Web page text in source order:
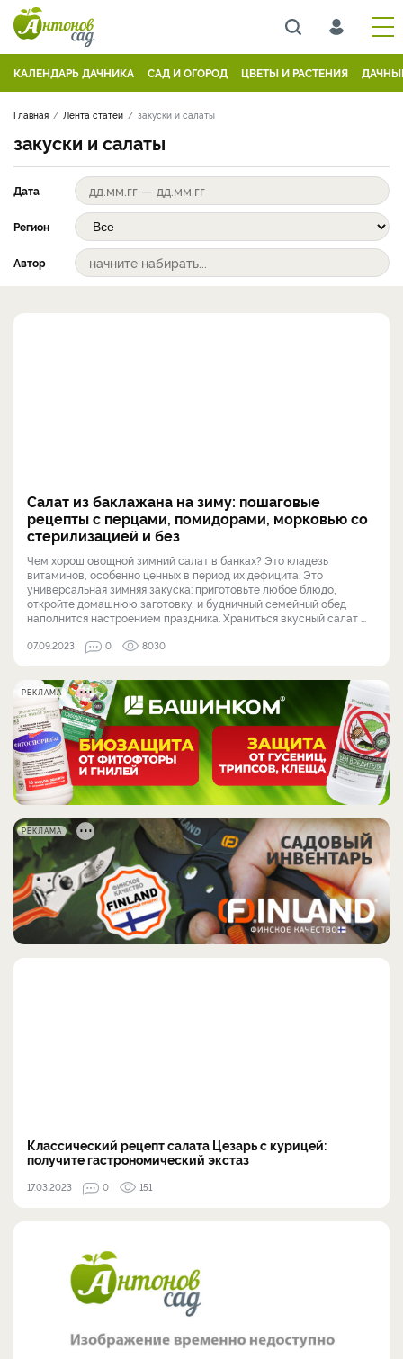
КАЛЕНДАРЬ ДАЧНИКА САД И ОГОРОД ЦВЕТЫ И РАСТЕНИЯ
Главная Лента статей закуски и салаты
закуски и салаты
Дата
Регион
Автор
Салат из баклажана на зиму: пошаговые
рецепты с перцами, помидорами, морковью со
стерилизацией и без
Чем хорош овощной зимний салат в банках? Это кладезь
витаминов, особенно ценных в период их дефицита. Это
универсальная зимняя закуска: приготовьте любое блюдо,
откройте домашнюю заготовку, и будничный семейный обед
наполнится настроением праздника. Храниться вкусный салат ...
07.09.2023 0 8030
РЕКЛАМА
РЕКЛАМА
Классический рецепт салата Цезарь с курицей:
получите гастрономический экстаз
17.03.2023 0 151